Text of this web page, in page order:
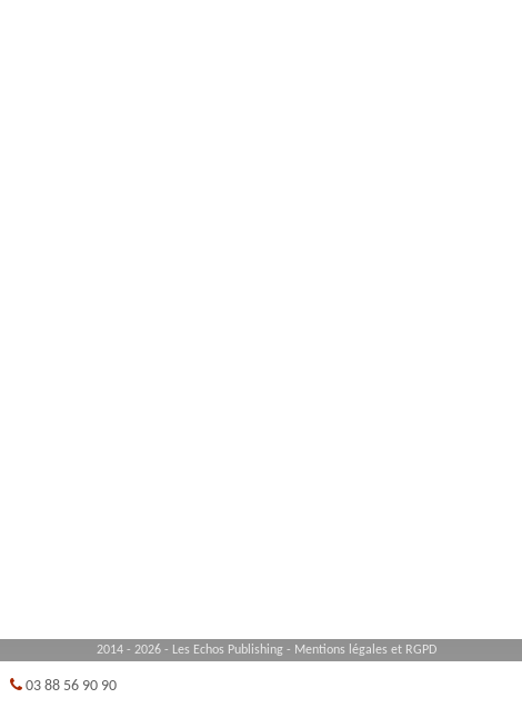
2014 - 2026 - Les Echos Publishing - Mentions légales et RGPD
03 88 56 90 90